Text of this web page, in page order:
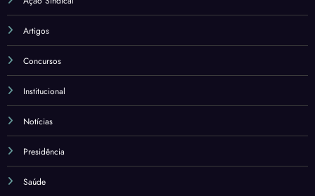
Artigos
Concursos
Institucional
Notícias
Presidência
Saúde